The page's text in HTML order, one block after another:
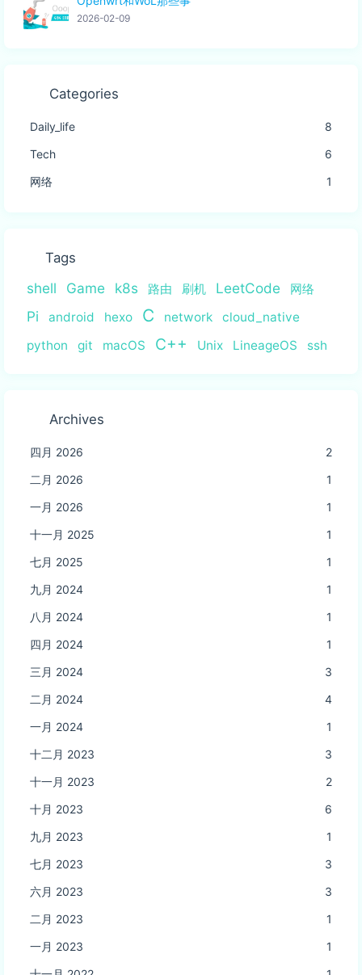
2026-02-09
Categories
Daily_life
8
Tech
6
网络
1
Tags
shell Game k8s 路由 刷机 LeetCode 网络
Pi android hexo C network
cloud_native
python
git macOS C++ Unix LineageOS ssh
Archives
四月 2026
2
二月 2026
1
一月 2026
1
十一月 2025
1
七月 2025
1
九月 2024
1
八月 2024
1
四月 2024
1
三月 2024
3
二月 2024
4
一月 2024
1
十二月 2023
3
十一月 2023
2
十月 2023
6
九月 2023
1
七月 2023
3
六月 2023
3
二月 2023
1
一月 2023
1